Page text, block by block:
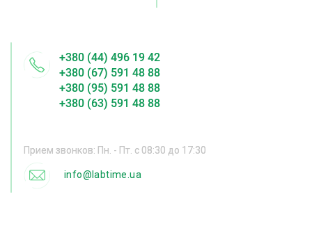
+380 (44) 496 19 42
+380 (67) 591 48 88
+380 (95) 591 48 88
+380 (63) 591 48 88
Прием звонков: Пн. - Пт. с 08:30 до 17:30
info@labtime.ua